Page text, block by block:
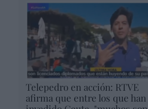
Telepedro en acción: RTVE
afirma que entre los que han